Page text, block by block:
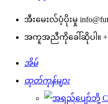
အီးမေးလ်ပံ့ပိုးမှု
အကူအညီကိုခေါ်ဆိုပါ။
အိမ်
ထုတ်ကုန်များ